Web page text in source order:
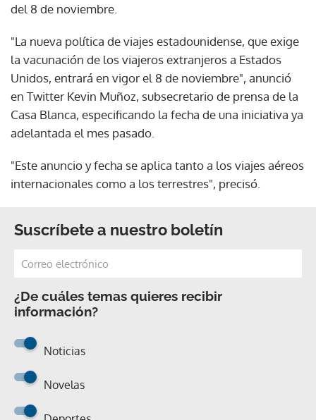
del 8 de noviembre.
"La nueva política de viajes estadounidense, que exige
la vacunación de los viajeros extranjeros a Estados
Unidos, entrará en vigor el 8 de noviembre", anunció
en Twitter Kevin Muñoz, subsecretario de prensa de la
Casa Blanca, especificando la fecha de una iniciativa ya
adelantada el mes pasado.
"Este anuncio y fecha se aplica tanto a los viajes aéreos
internacionales como a los terrestres", precisó.
Suscríbete a nuestro boletín
¿De cuáles temas quieres recibir
información?
Noticias
Novelas